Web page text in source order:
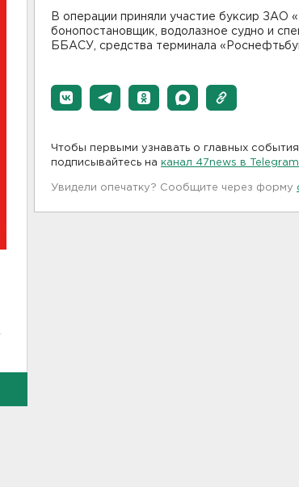
В операции приняли участие буксир ЗАО
бонопостановщик, водолазное судно и
ББАСУ, средства терминала
Чтобы первыми узнавать о главных
подписывайтесь на канал 47news в Telegram
Увидели опечатку? Сообщите через форму